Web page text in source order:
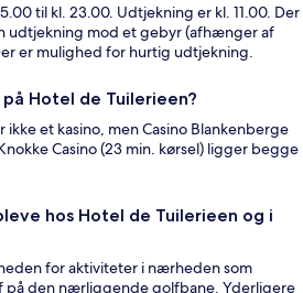
til kl. 23.00. Udtjekning er kl. 11.00. Der
udtjekning mod et gebyr (afhænger af
er mulighed for hurtig udtjekning.
Hotel de Tuilerieen?
et kasino, men Casino Blankenberge
Casino (23 min. kørsel) ligger begge
hos Hotel de Tuilerieen og i
for aktiviteter i nærheden som
på den nærliggende golfbane. Yderligere